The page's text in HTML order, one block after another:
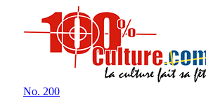
No. 200